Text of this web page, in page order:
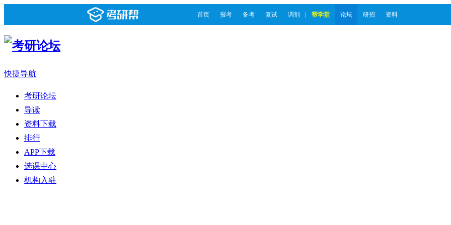
首页 报考 备考 复试 调剂 帮学堂 论坛 研招 资料
快捷导航
考研论坛
导读
资料下载
排行
APP下载
选课中心
机构入驻